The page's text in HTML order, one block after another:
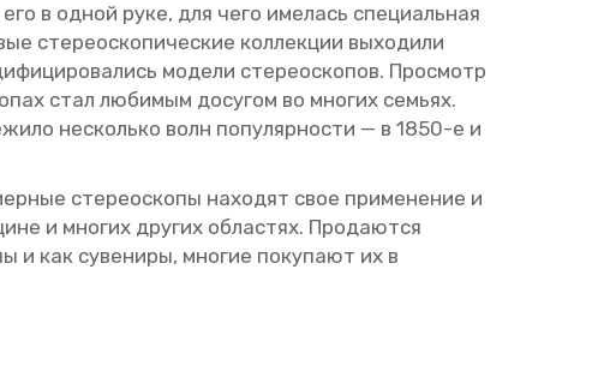
в одной руке, для чего име­лась спе­ци­аль­ная
сте­рео­ско­пи­че­ские кол­лек­ции вы­хо­ди­ли
мо­де­ли сте­рео­ско­пов. Про­смотр
стал лю­би­мым до­су­гом во мно­гих се­мьях.
несколь­ко волн по­пу­ляр­но­сти — в 1850-е и
сте­рео­ско­пы на­хо­дят свое при­ме­не­ние и
и мно­гих дру­гих об­ла­стях. Про­да­ют­ся
и как су­ве­ни­ры, мно­гие по­ку­па­ют их в